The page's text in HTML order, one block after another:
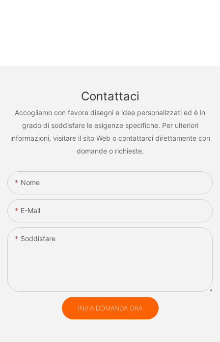
Contattaci
Accogliamo con favore disegni e idee personalizzati ed è in
grado di soddisfare le esigenze specifiche. Per ulteriori
informazioni, visitare il sito Web o contattarci direttamente con
domande o richieste.
Nome
E-Mail
Soddisfare
INVIA DOMANDA ORA